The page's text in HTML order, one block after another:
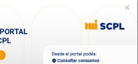
×